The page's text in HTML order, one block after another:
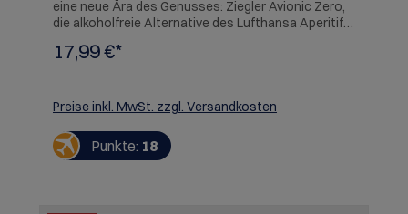
eine neue Ära des Genusses: Ziegler Avionic Zero,
die alkoholfreie Alternative des Lufthansa Aperitifs.
belebende Zitrusnoten und ein Bouquet aus
Bitternote und ausgewogener Säure. Perfekt zum
alkoholfreien Genussmoment. Ziegler AVIONIC Zero
- Ein echter Zeitgeist von Travel & Taste, jetzt
17,99 €*
Preise inkl. MwSt. zzgl. Versandkosten
Punkte: 18